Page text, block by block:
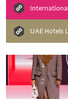
UAE Hotels